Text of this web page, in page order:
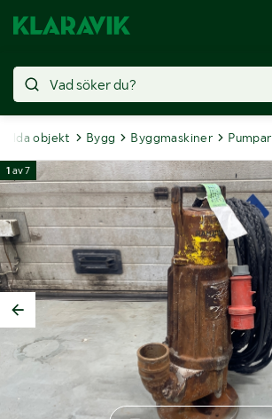
Sålda objekt Bygg Byggmaskiner Pumpar
1 av7